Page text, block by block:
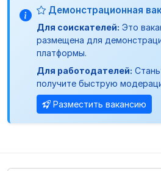
Демонстрационная
Для соискателей: Это
размещена для
платформы.
Для работодателей:
получите быструю
Разместить вакансию